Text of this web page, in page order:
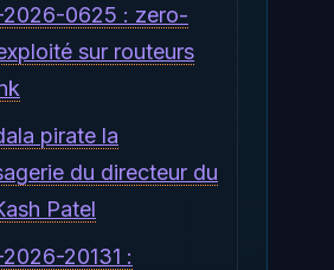
2026-0625 : zero-
sur routeurs
pirate la
du directeur du
Patel
20131 :